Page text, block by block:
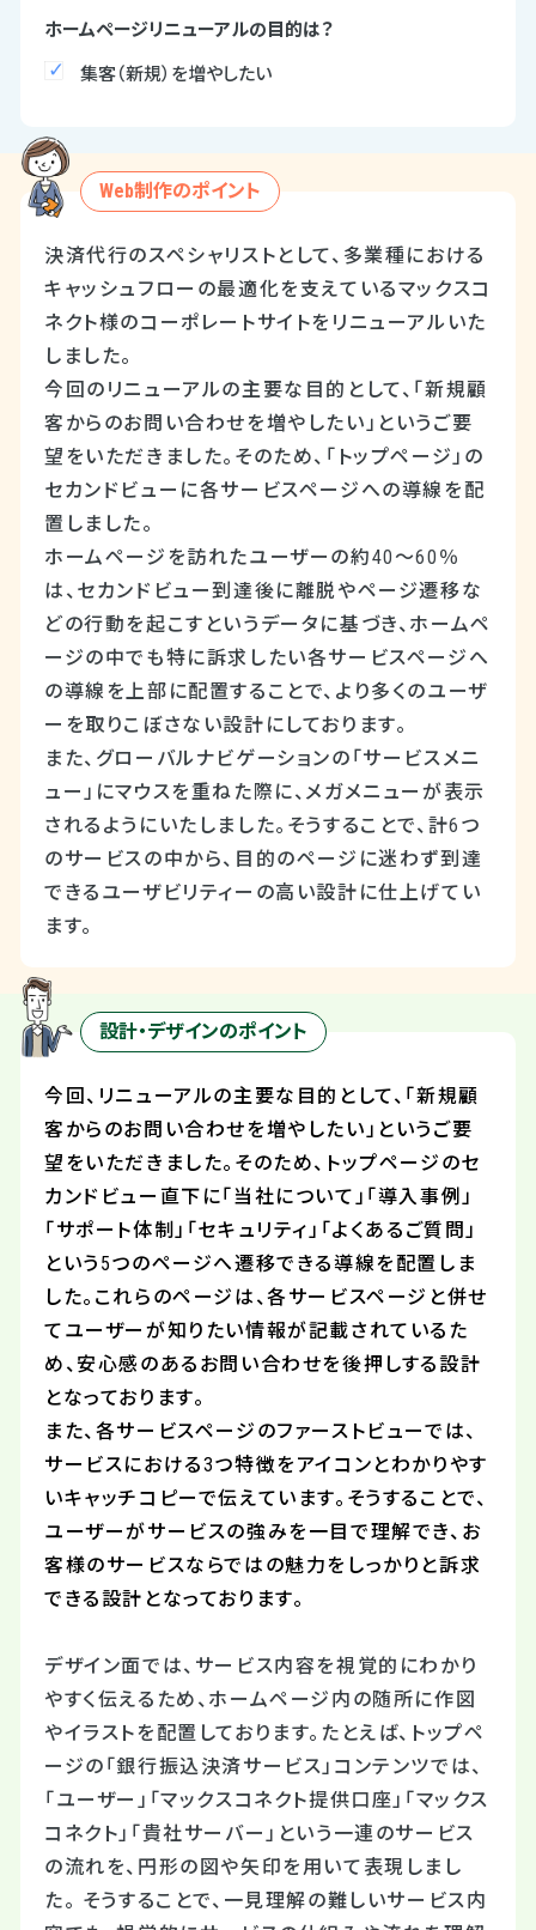
ホームページリニューアルの目的は？
集客（新規）を増やしたい
Web制作のポイント
決済代行のスペシャリストとして、多業種における
キャッシュフローの最適化を支えているマックスコ
ネクト様のコーポレートサイトをリニューアルいた
しました。
今回のリニューアルの主要な目的として、「新規顧
客からのお問い合わせを増やしたい」というご要
望をいただきました。そのため、「トップページ」の
セカンドビューに各サービスページへの導線を配
置しました。
ホームページを訪れたユーザーの約40～60％
は、セカンドビュー到達後に離脱やページ遷移な
どの行動を起こすというデータに基づき、ホームペ
ージの中でも特に訴求したい各サービスページへ
の導線を上部に配置することで、より多くのユーザ
ーを取りこぼさない設計にしております。
また、グローバルナビゲーションの「サービスメニ
ュー」にマウスを重ねた際に、メガメニューが表示
されるようにいたしました。そうすることで、計6つ
のサービスの中から、目的のページに迷わず到達
できるユーザビリティーの高い設計に仕上げてい
ます。
設計・デザインのポイント
今回、リニューアルの主要な目的として、「新規顧
客からのお問い合わせを増やしたい」というご要
望をいただきました。そのため、トップページのセ
カンドビュー直下に「当社について」「導入事例」
「サポート体制」「セキュリティ」「よくあるご質問」
という5つのページへ遷移できる導線を配置しま
した。これらのページは、各サービスページと併せ
てユーザーが知りたい情報が記載されているた
め、安心感のあるお問い合わせを後押しする設計
となっております。
また、各サービスページのファーストビューでは、
サービスにおける3つ特徴をアイコンとわかりやす
いキャッチコピーで伝えています。そうすることで、
ユーザーがサービスの強みを一目で理解でき、お
客様のサービスならではの魅力をしっかりと訴求
できる設計となっております。
デザイン面では、サービス内容を視覚的にわかり
やすく伝えるため、ホームページ内の随所に作図
やイラストを配置しております。たとえば、トップペ
ージの「銀行振込決済サービス」コンテンツでは、
「ユーザー」「マックスコネクト提供口座」「マックス
コネクト」「貴社サーバー」という一連のサービス
の流れを、円形の図や矢印を用いて表現しまし
た。 そうすることで、一見理解の難しいサービス内